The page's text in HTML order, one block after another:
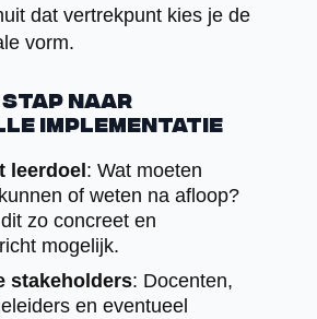
dat vertrekpunt kies je de
vorm.
naar
implementatie
leerdoel : Wat moeten
of weten na afloop?
zo concreet en
mogelijk.
stakeholders: Docenten,
en eventueel